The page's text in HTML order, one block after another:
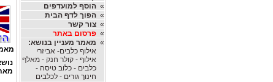
»הוסף למועדפים
»הפוך לדף הבית
»צור קשר
»פרסום באתר
» מאמר מעניין בנושא:
אילוף כלבים- אביזרי
אילוף - קולר חנק - מאלף
כלבים - כלוב טיסה -
חינוך גורים - לכלבים